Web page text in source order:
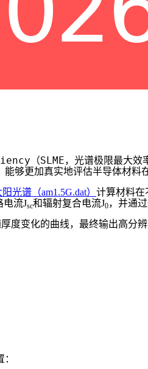
（SLME，光谱极限最大效
够更加真实地评估半导体材料
光谱（am1.5G.dat） 计算材料在
电流Jsc和辐射复合电流J0，并通
厚度变化的曲线，最终输出高分